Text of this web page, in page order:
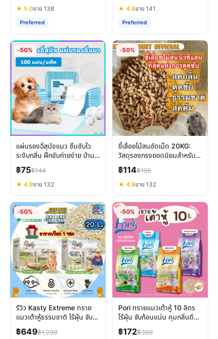
★ 5.0ขาย 138
Preferred
★ 4.8ขาย 141
Preferred
-50%
แผ่นรองฉี่สุนัขแมว ซึมซับไว
ระงับกลิ่น ฝึกขับถ่ายง่าย บ้าน
สะอาดถูกสุขอนามัย
฿75฿144
★ 4.9ขาย 132
-50%
ขี้เลื่อยไม้สนอัดเม็ด 20KG:
วัสดุรองกรงยอดนิยมสำหรับ
กระต่ายและสัตว์เล็ก
฿114฿195
★ 4.9ขาย 132
-50%
รีวิว Kasty Extreme ทราย
แมวเต้าหู้ธรรมชาติ ไร้ฝุ่น จับ
ตัวไว ลดกลิ่น
฿649฿1,299
-50%
Pori ทรายแมวเต้าหู้ 10 ลิตร
ไร้ฝุ่น จับก้อนแน่น คุมกลิ่นดี
รีวิวเจาะลึก
฿172฿399